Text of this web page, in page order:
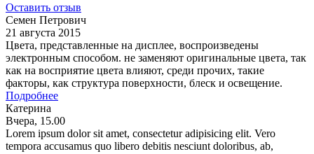
Оставить отзыв
Семен Петрович
21 августа 2015
Цвета, представленные на дисплее, воспроизведены
электронным способом. не заменяют оригинальные цвета, так
как на восприятие цвета влияют, среди прочих, такие
факторы, как структура поверхности, блеск и освещение.
Подробнее
Катерина
Вчера, 15.00
Lorem ipsum dolor sit amet, consectetur adipisicing elit. Vero
tempora accusamus quo libero debitis nesciunt doloribus, ab,